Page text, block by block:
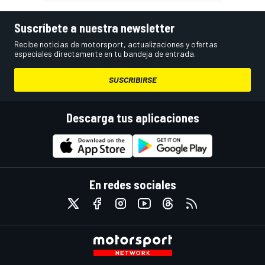
Suscríbete a nuestra newsletter
Recibe noticias de motorsport, actualizaciones y ofertas
especiales directamente en tu bandeja de entrada.
SUSCRIBIRSE
Descarga tus aplicaciones
En redes sociales